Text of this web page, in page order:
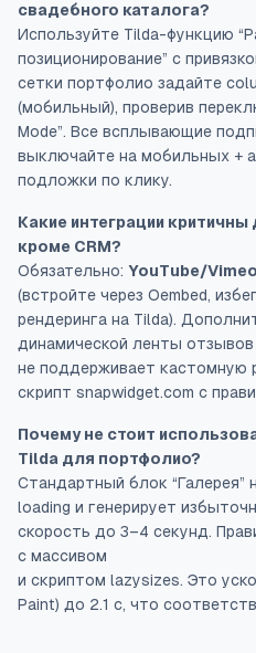
свадебного каталога?
Используйте Tilda-функцию
позиционирование” с
сетки портфолио задайте
(мобильный), проверив
Mode”. Все всплывающие
выключайте на мобильных +
подложки по клику.
Какие интеграции
кроме CRM?
Обязательно: YouTube/Vimeo
(встройте через Oembed,
рендеринга на Tilda).
динамической ленты
не поддерживает кастомную
скрипт snapwidget.com с
Почему не стоит
Tilda для портфолио?
Стандартный блок “Галерея”
loading и генерирует
скорость до 3–4 секунд.
с массивом
и скриптом lazysizes. Это
Paint) до 2.1 с, что